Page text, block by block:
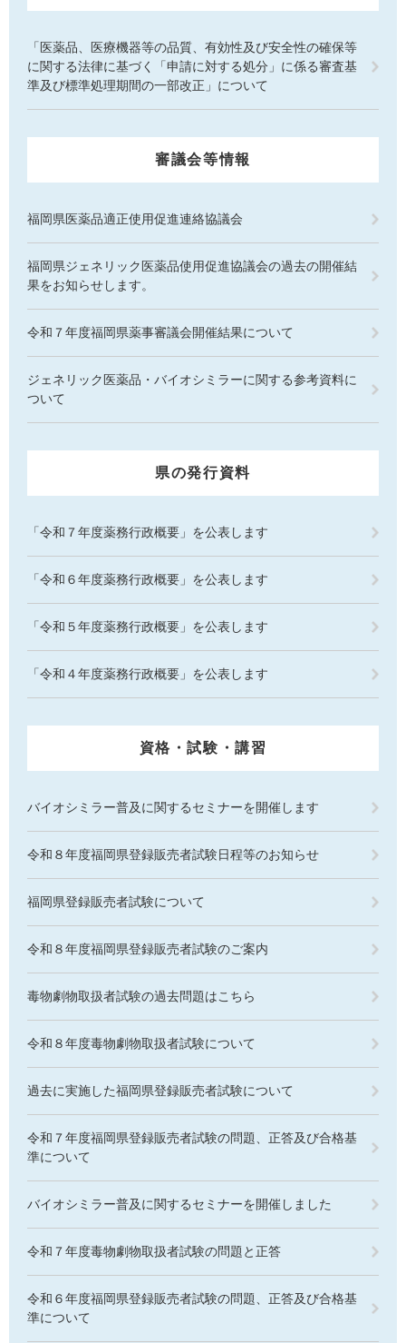
「医薬品、医療機器等の品質、有効性及び安全性の確保等
に関する法律に基づく「申請に対する処分」に係る審査基
準及び標準処理期間の一部改正」について
審議会等情報
福岡県医薬品適正使用促進連絡協議会
福岡県ジェネリック医薬品使用促進協議会の過去の開催結
果をお知らせします。
令和７年度福岡県薬事審議会開催結果について
ジェネリック医薬品・バイオシミラーに関する参考資料に
ついて
県の発行資料
「令和７年度薬務行政概要」を公表します
「令和６年度薬務行政概要」を公表します
「令和５年度薬務行政概要」を公表します
「令和４年度薬務行政概要」を公表します
資格・試験・講習
バイオシミラー普及に関するセミナーを開催します
令和８年度福岡県登録販売者試験日程等のお知らせ
福岡県登録販売者試験について
令和８年度福岡県登録販売者試験のご案内
毒物劇物取扱者試験の過去問題はこちら
令和８年度毒物劇物取扱者試験について
過去に実施した福岡県登録販売者試験について
令和７年度福岡県登録販売者試験の問題、正答及び合格基
準について
バイオシミラー普及に関するセミナーを開催しました
令和７年度毒物劇物取扱者試験の問題と正答
令和６年度福岡県登録販売者試験の問題、正答及び合格基
準について